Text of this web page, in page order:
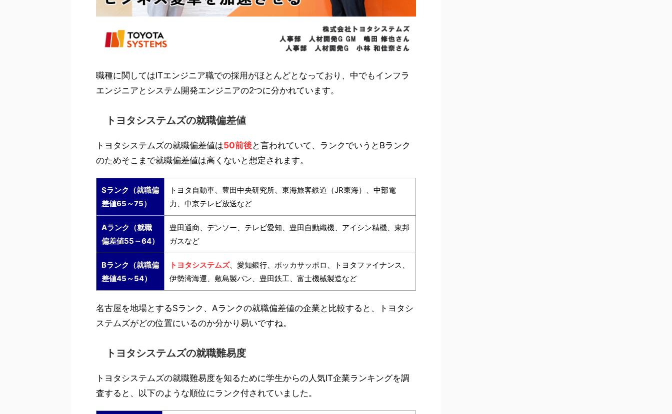
職種に関してはITエンジニア職での採用がほとんどとなっており、中でもインフラ
エンジニアとシステム開発エンジニアの2つに分かれています。
トヨタシステムズの就職偏差値
トヨタシステムズの就職偏差値は50前後と言われていて、ランクでいうとBランク
のためそこまで就職偏差値は高くないと想定されます。
Sランク（就職偏
差値65～75）
トヨタ自動車、豊田中央研究所、東海旅客鉄道（JR東海）、中部電
力、中京テレビ放送など
Aランク（就職
偏差値55～64）
豊田通商、デンソー、テレビ愛知、豊田自動織機、アイシン精機、東邦
ガスなど
Bランク（就職偏
差値45～54）
トヨタシステムズ、愛知銀行、ポッカサッポロ、トヨタファイナンス、
伊勢湾海運、敷島製パン、豊田鉄工、富士機械製造など
名古屋を地場とするSランク、Aランクの就職偏差値の企業と比較すると、トヨタシ
ステムズがどの位置にいるのか分かり易いですね。
トヨタシステムズの就職難易度
トヨタシステムズの就職難易度を知るために学生からの人気IT企業ランキングを調
査すると、以下のような順位にランク付されていました。